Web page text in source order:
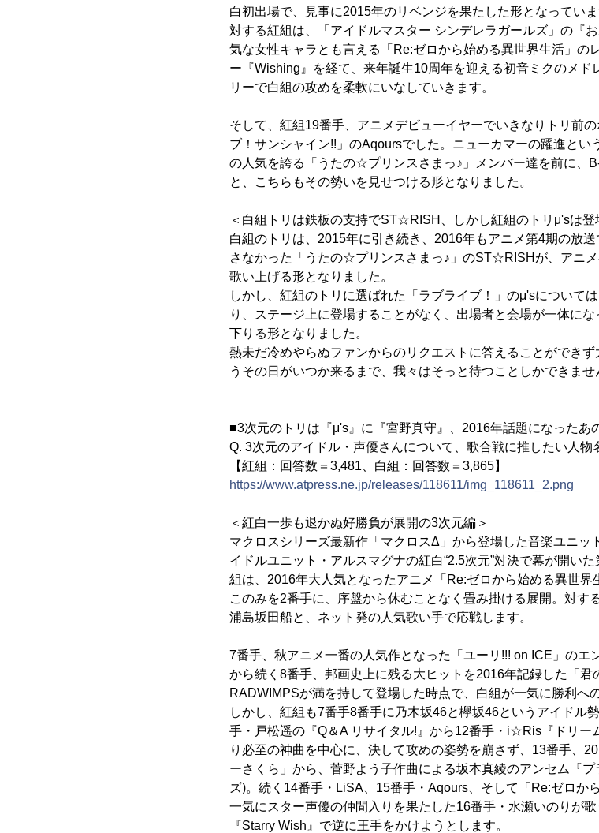
白初出場で、見事に2015年のリベンジを果たした形となっていま
対する紅組は、「アイドルマスター シンデレラガールズ」の『
気な女性キャラとも言える「Re:ゼロから始める異世界生活」の
ー『Wishing』を経て、来年誕生10周年を迎える初音ミクのメド
リーで白組の攻めを柔軟にいなしていきます。
そして、紅組19番手、アニメデビューイヤーでいきなりトリ前
ブ！サンシャイン!!」のAqoursでした。ニューカマーの躍進とい
の人気を誇る「うたの☆プリンスさまっ♪」メンバー達を前に、
と、こちらもその勢いを見せつける形となりました。
＜白組トリは鉄板の支持でST☆RISH、しかし紅組のトリμ'sは登
白組のトリは、2015年に引き続き、2016年もアニメ第4期の放
さなかった「うたの☆プリンスさまっ♪」のST☆RISHが、アニ
歌い上げる形となりました。
しかし、紅組のトリに選ばれた「ラブライブ！」のμ'sについて
り、ステージ上に登場することがなく、出場者と会場が一体に
下りる形となりました。
熱未だ冷めやらぬファンからのリクエストに答えることができ
うその日がいつか来るまで、我々はそっと待つことしかできませ
■3次元のトリは『μ's』に『宮野真守』、2016年話題になったあ
Q. 3次元のアイドル・声優さんについて、歌合戦に推したい人物
【紅組：回答数＝3,481、白組：回答数＝3,865】
https://www.atpress.ne.jp/releases/118611/img_118611_2.png
＜紅白一歩も退かぬ好勝負が展開の3次元編＞
マクロスシリーズ最新作「マクロスΔ」から登場した音楽ユニッ
イドルユニット・アルスマグナの紅白“2.5次元”対決で幕が開い
組は、2016年大人気となったアニメ「Re:ゼロから始める異世
このみを2番手に、序盤から休むことなく畳み掛ける展開。対す
浦島坂田船と、ネット発の人気歌い手で応戦します。
7番手、秋アニメ一番の人気作となった「ユーリ!!! on ICE」のエ
から続く8番手、邦画史上に残る大ヒットを2016年記録した「
RADWIMPSが満を持して登場した時点で、白組が一気に勝利へ
しかし、紅組も7番手8番手に乃木坂46と欅坂46というアイドル
手・戸松遥の『Q＆A リサイタル!』から12番手・i☆Ris『ドリー
り必至の神曲を中心に、決して攻めの姿勢を崩さず、13番手、
ーさくら」から、菅野よう子作曲による坂本真綾のアンセム『
ズ)。続く14番手・LiSA、15番手・Aqours、そして「Re:ゼロか
一気にスター声優の仲間入りを果たした16番手・水瀬いのりが
『Starry Wish』で逆に王手をかけようとします。